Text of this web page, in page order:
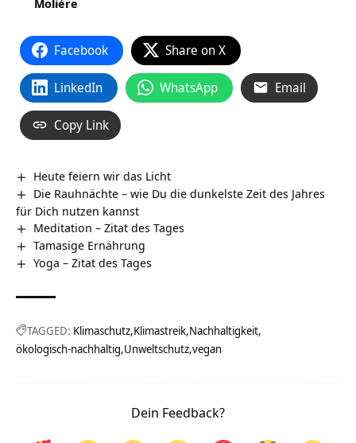
Facebook Share on X
LinkedIn WhatsApp Email
Copy Link
Heute feiern wir das Licht
Die Rauhnächte – wie Du die dunkelste Zeit des Jahres
für Dich nutzen kannst
Meditation – Zitat des Tages
Tamasige Ernährung
Yoga – Zitat des Tages
TAGGED: Klimaschutz Klimastreik Nachhaltigkeit
ökologisch-nachhaltig Unweltschutz vegan
Dein Feedback?